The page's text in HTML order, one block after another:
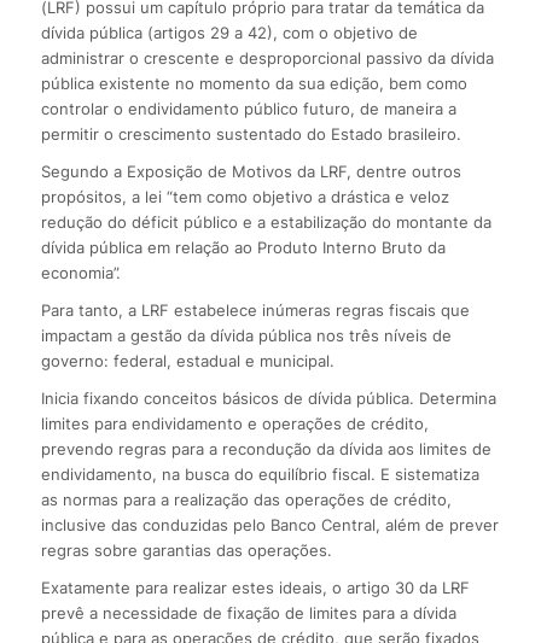
(LRF) possui um capítulo próprio para tratar da temática da
dívida pública (artigos 29 a 42), com o objetivo de
administrar o crescente e desproporcional passivo da dívida
pública existente no momento da sua edição, bem como
controlar o endividamento público futuro, de maneira a
permitir o crescimento sustentado do Estado brasileiro.
Segundo a Exposição de Motivos da LRF, dentre outros
propósitos, a lei “tem como objetivo a drástica e veloz
redução do déficit público e a estabilização do montante da
dívida pública em relação ao Produto Interno Bruto da
economia”.
Para tanto, a LRF estabelece inúmeras regras fiscais que
impactam a gestão da dívida pública nos três níveis de
governo: federal, estadual e municipal.
Inicia fixando conceitos básicos de dívida pública. Determina
limites para endividamento e operações de crédito,
prevendo regras para a recondução da dívida aos limites de
endividamento, na busca do equilíbrio fiscal. E sistematiza
as normas para a realização das operações de crédito,
inclusive das conduzidas pelo Banco Central, além de prever
regras sobre garantias das operações.
Exatamente para realizar estes ideais, o artigo 30 da LRF
prevê a necessidade de fixação de limites para a dívida
pública e para as operações de crédito, que serão fixados